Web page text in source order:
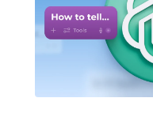
事を共有する